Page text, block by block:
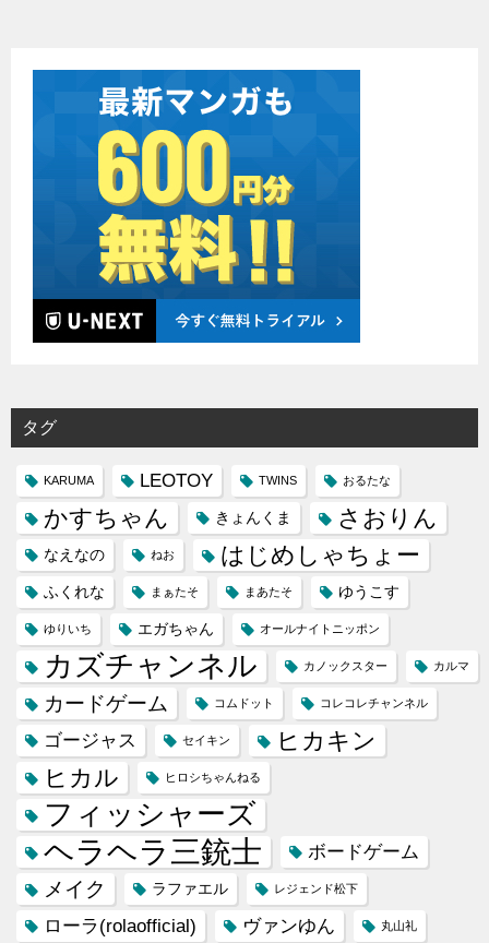
タグ
KARUMA LEOTOY TWINS おるたな
かすちゃん きょんくま さおりん
なえなの ねお はじめしゃちょー
ふくれな まぁたそ まあたそ ゆうこす
ゆりいち エガちゃん オールナイトニッポン
カズチャンネル カノックスター カルマ
カードゲーム コムドット コレコレチャンネル
ゴージャス セイキン
ヒカキン
ヒカル
ヒロシちゃんねる
フィッシャーズ
ヘラヘラ三銃士 ボードゲーム
メイク ラファエル レジェンド松下
ローラ(rolaofficial) ヴァンゆん 丸山礼